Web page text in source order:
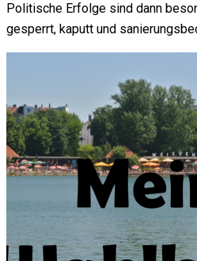
Politische Erfolge sind dann
gesperrt, kaputt und